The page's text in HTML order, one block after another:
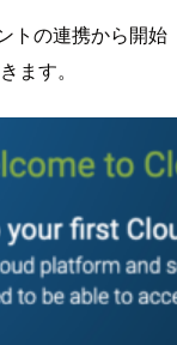
トの連携から開始
ます。